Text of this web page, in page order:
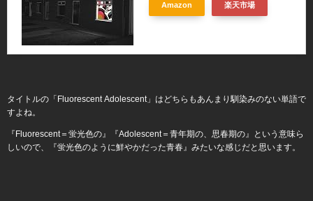
Amazon 楽天市場
タイトルの「Fluorescent Adolescent」はどちらもあんまり馴染みのない単語で
すよね。
『Fluorescent＝蛍光色の』『Adolescent＝青年期の、思春期の』という意味ら
しいので、『蛍光色のように鮮やかだった青春』みたいな感じだと思います。